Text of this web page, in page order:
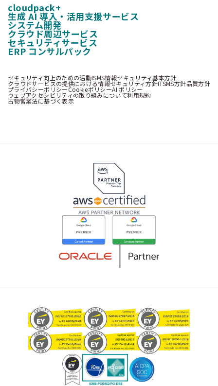
cloudpack+
生成 AI 導入・活用支援サービス
システム開発
クラウド周辺サービス
セキュリティサービス
ERP コンサルパック
セキュリティ向上のための活動ISMS情報セキュリティ基本方針
クラウドサービスの提供における情報セキュリティ方針ITSMS方針品質方針
プライバシーポリシーCookieポリシーAI ポリシー
ウェブアクセシビリティの取り組みについて利用規約
古物営業法に基づく表示